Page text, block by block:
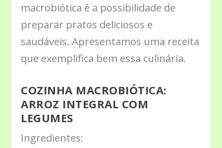
macrobiótica é a possibilidade de
preparar pratos deliciosos e
saudáveis. Apresentamos uma receita
que exemplifica bem essa culinária.
COZINHA MACROBIÓTICA:
ARROZ INTEGRAL COM
LEGUMES
Ingredientes: